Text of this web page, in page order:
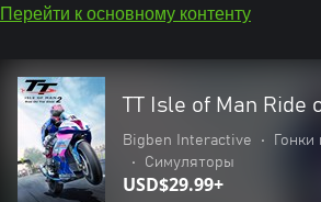
Перейти к основному контенту
TT Isle of Man Ride
Bigben Interactive •
•
Симуляторы
USD$29.99+